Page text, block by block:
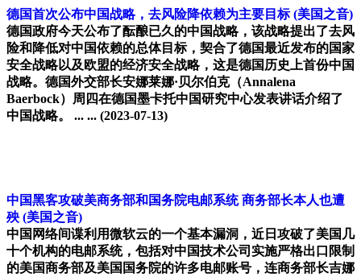
德国首次公布中国战略，去风险降依赖为主要目标 (美国之音)
德国政府今天公布了酝酿已久的中国战略，该战略提出了去风
险和降低对中国依赖的总体目标，契合了德国最近发布的国家
安全战略以及欧盟的经济安全战略，这是德国历史上首份中国
战略。德国外交部长安娜莱娜·贝尔伯克（Annalena
Baerbock）周四在德国墨卡托中国研究中心发表讲话介绍了
中国战略。 ... ... (2023-07-13)
中国黑客攻破美商务部和国务院电邮系统 商务部长本人也遭
殃 (美国之音)
中国网络间谍利用微软云的一个基本漏洞，近日攻破了美国几
十个机构的电邮系统，包括对中国技术公司实施严格出口限制
的美国商务部及美国国务院的许多电邮账号，连商务部长吉娜